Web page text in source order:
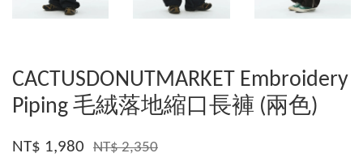
CACTUSDONUTMARKET Embroidery
Piping 毛絨落地縮口長褲 (兩色)
NT$ 1,980 NT$ 2,350